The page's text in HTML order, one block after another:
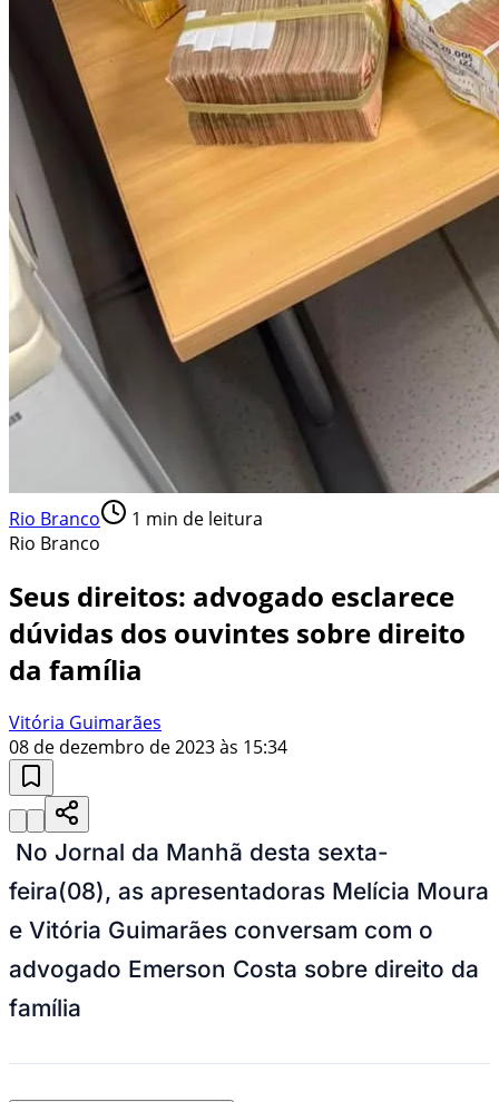
Rio Branco 1 min de leitura
Rio Branco
Seus direitos: advogado esclarece
dúvidas dos ouvintes sobre direito
da família
Vitória Guimarães
08 de dezembro de 2023 às 15:34
No Jornal da Manhã desta sexta-
feira(08), as apresentadoras Melícia Moura
e Vitória Guimarães conversam com o
advogado Emerson Costa sobre direito da
família